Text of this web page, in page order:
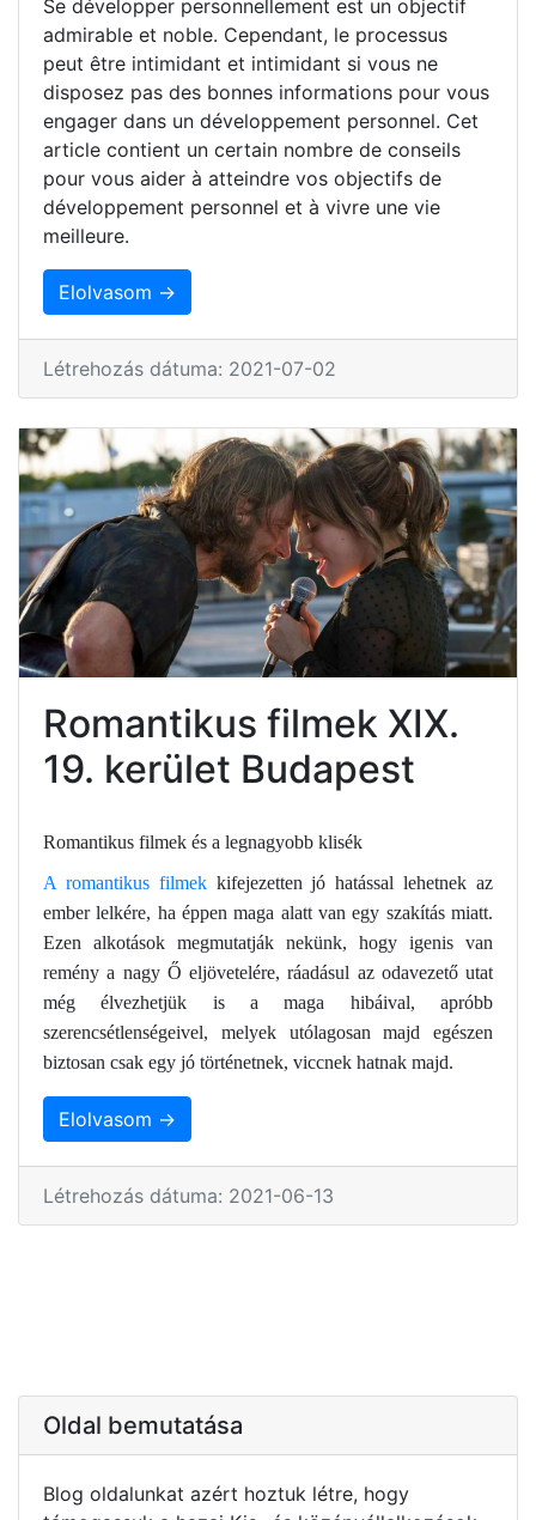
Se développer personnellement est un objectif
admirable et noble. Cependant, le processus
peut être intimidant et intimidant si vous ne
disposez pas des bonnes informations pour vous
engager dans un développement personnel. Cet
article contient un certain nombre de conseils
pour vous aider à atteindre vos objectifs de
développement personnel et à vivre une vie
meilleure.
Elolvasom →
Létrehozás dátuma: 2021-07-02
Romantikus filmek XIX.
19. kerület Budapest
Romantikus filmek és a legnagyobb klisék
A romantikus filmekkifejezetten jó hatással lehetnek az
ember lelkére, ha éppen maga alatt van egy szakítás miatt.
Ezen alkotások megmutatják nekünk, hogy igenis van
remény a nagy Ő eljövetelére, ráadásul az odavezető utat
még élvezhetjük is a maga hibáival, apróbb
szerencsétlenségeivel, melyek utólagosan majd egészen
biztosan csak egy jó történetnek, viccnek hatnak majd.
Elolvasom →
Létrehozás dátuma: 2021-06-13
Oldal bemutatása
Blog oldalunkat azért hoztuk létre, hogy